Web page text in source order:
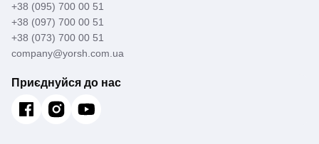
+38 (095) 700 00 51
+38 (097) 700 00 51
+38 (073) 700 00 51
company@yorsh.com.ua
Приєднуйся до нас